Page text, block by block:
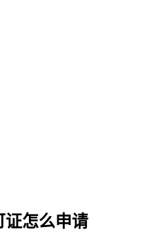
证怎么申请